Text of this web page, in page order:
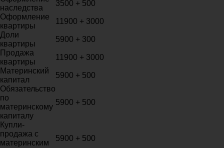
наследства
3500 + 500
Оформление
квартиры
11900 + 3000
Доли
квартиры
5900 + 300
Продажа
квартиры
11900 + 3000
Материнский
капитал
5900 + 500
Обязательство
по
материнскому
капиталу
5900 + 500
Купли-
продажа с
материнским
5900 + 500